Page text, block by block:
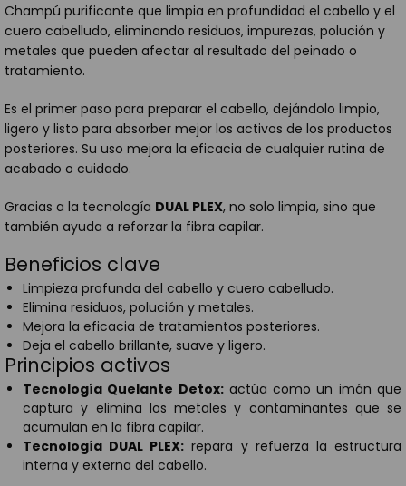
Champú purificante que limpia en profundidad el cabello y el
cuero cabelludo, eliminando residuos, impurezas, polución y
metales que pueden afectar al resultado del peinado o
tratamiento.
Es el primer paso para preparar el cabello, dejándolo limpio,
ligero y listo para absorber mejor los activos de los productos
posteriores. Su uso mejora la eficacia de cualquier rutina de
acabado o cuidado.
Gracias a la tecnología DUAL PLEX, no solo limpia, sino que
también ayuda a reforzar la fibra capilar.
Beneficios clave
Limpieza profunda del cabello y cuero cabelludo.
Elimina residuos, polución y metales.
Mejora la eficacia de tratamientos posteriores.
Deja el cabello brillante, suave y ligero.
Principios activos
Tecnología Quelante Detox:actúa como un imán que
captura y elimina los metales y contaminantes que se
acumulan en la fibra capilar.
Tecnología DUAL PLEX: repara y refuerza la estructura
interna y externa del cabello.